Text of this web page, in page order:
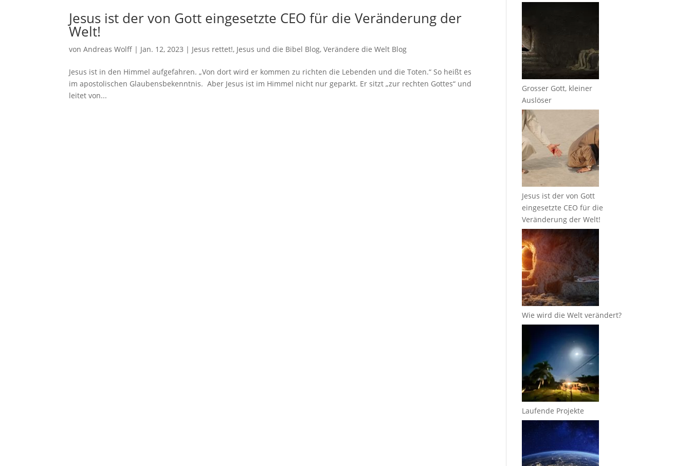
Jesus ist der von Gott eingesetzte CEO für die Veränderung der
Welt!
vonAndreas Wolff | Jan. 12, 2023 | Jesus rettet!, Jesus und die Bibel Blog,Verändere die Welt Blog
Jesus ist in den Himmel aufgefahren. „Von dort wird er kommen zu richten die Lebenden und die Toten.“ So heißt es
im apostolischen Glaubensbekenntnis. Aber Jesus ist im Himmel nicht nur geparkt. Er sitzt „zur rechten Gottes“ und
leitet von...
Grosser Gott, kleiner
Auslöser
Jesus ist der von Gott
eingesetzte CEO für die
Veränderung der Welt!
Wie wird die Welt verändert?
Laufende Projekte